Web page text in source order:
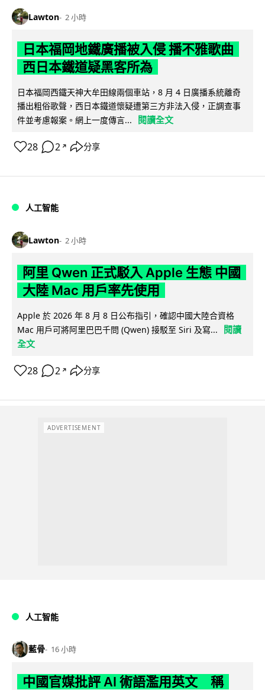
Lawton 2 小時
日本福岡地鐵廣播被入侵 播不雅歌曲
西日本鐵道疑黑客所為
日本福岡西鐵天神大牟田線兩個車站，8 月 4 日廣播系統離奇
播出粗俗歌聲，西日本鐵道懷疑遭第三方非法入侵，正調查事
件並考慮報案。網上一度傳言...
閱讀全文
28 2 ↗ 分享
人工智能
Lawton 2 小時
阿里 Qwen 正式駁入 Apple 生態 中國
大陸 Mac 用戶率先使用
Apple 於 2026 年 8 月 8 日公布指引，確認中國大陸合資格
Mac 用戶可將阿里巴巴千問 (Qwen) 接駁至 Siri 及寫...
閱讀
全文
28 2 ↗ 分享
ADVERTISEMENT
人工智能
藍骨 16 小時
中國官媒批評 AI 術語濫用英文 稱